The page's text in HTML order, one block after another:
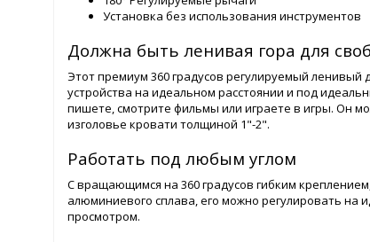
Установка без использования инструментов
Должна быть ленивая гора для
Этот премиум 360 градусов регулируемый
устройства на идеальном расстоянии и под
пишете, смотрите фильмы или играете в игры. Он
изголовье кровати толщиной 1"-2".
Работать под любым углом
С вращающимся на 360 градусов гибким
алюминиевого сплава, его можно регулировать на
просмотром.